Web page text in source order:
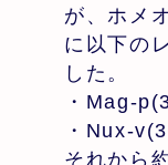
が、ホメ
に以下の
した。
・Mag-
・Nux-
それから